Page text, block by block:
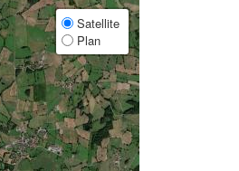
Satellite
Plan